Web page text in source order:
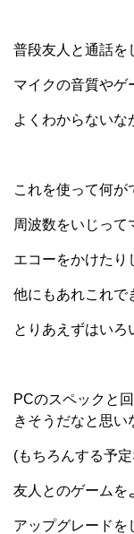
普段友人と通話を
マイクの音質やゲ
よくわからないな
これを使って何が
周波数をいじって
エコーをかけたり
他にもあれこれで
とりあえずはいろ
PCのスペックと
きそうだなと思い
(もちろんする予
友人とのゲームを
アップグレードを